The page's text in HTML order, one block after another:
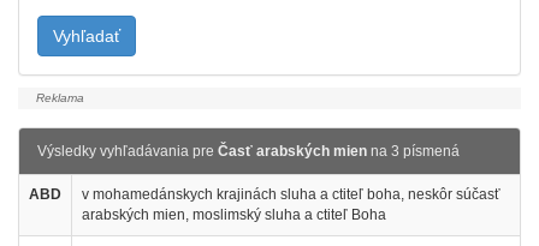
Vyhľadať
Výsledky vyhľadávania pre Časť arabských mien na 3 písmená
ABD
v mohamedánskych krajinách sluha a ctiteľ boha, neskôr súčasť
arabských mien, moslimský sluha a ctiteľ Boha